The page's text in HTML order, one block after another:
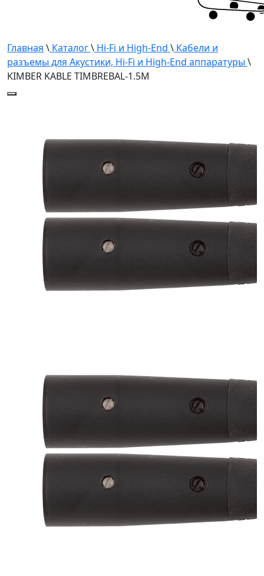
Главная \ Каталог\ Hi-Fi и High-End \ Кабели и
разъемы для Акустики, Hi-Fi и High-End аппаратуры \
KIMBER KABLE TIMBREBAL-1.5M